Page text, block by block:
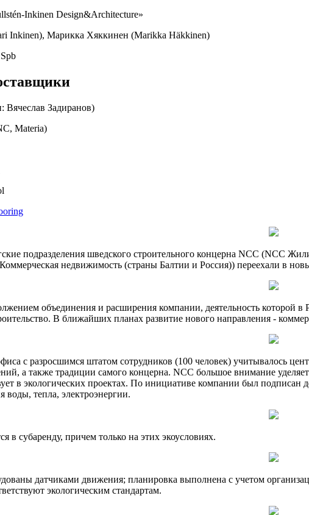
Inkinen Design&Architecture»
Inkinen), Марикка Хяккинен (Marikka Häkkinen)
Вячеслав Задиранов)
Materia)
подразделения шведского строительного концерна NCC (NCC
недвижимость (страны Балтии и Россия)) переехали в
объединения и расширения компании, деятельность которой
В ближайших планах развитие нового направления -
с разросшимся штатом сотрудников (100 человек) учитывалось
а также традиции самого концерна. NCC большое внимание
в экологических проектах. По инициативе компании был
воды, тепла, электроэнергии.
в субаренду, причем только на этих экоусловиях.
датчиками движения; планировка выполнена с учетом
экологическим стандартам.